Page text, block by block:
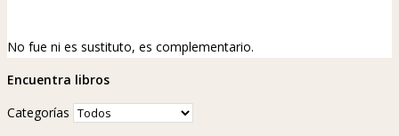
No fue ni es sustituto, es complementario.
Encuentra libros
Categorías